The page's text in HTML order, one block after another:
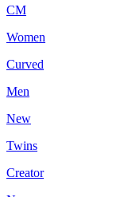
CM
Women
Curved
Men
New
Twins
Creator